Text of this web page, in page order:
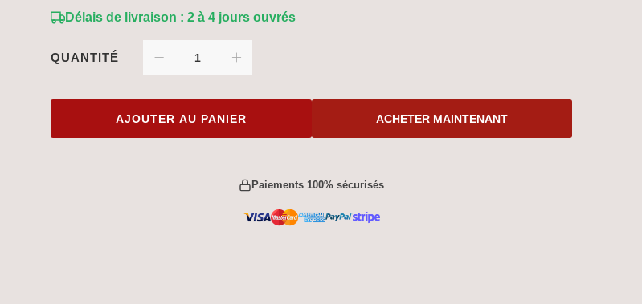
Délais de livraison : 2 à 4 jours ouvrés
QUANTITÉ
AJOUTER AU PANIER ACHETER MAINTENANT
Paiements 100% sécurisés